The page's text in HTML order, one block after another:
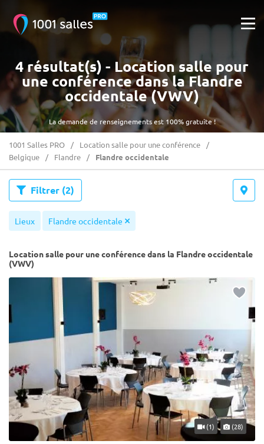
La demande de renseignements est 100% gratuite !
4 résultat(s) - Location salle pour
une conférence dans la Flandre
occidentale (VWV)
1001 Salles PRO
Location salle pour une conférence
Belgique
Flandre Flandre occidentale
Filtrer (2)
Lieux Flandre occidentale
Location salle pour une conférence dans la Flandre occidentale
(VWV)
(1) (28)